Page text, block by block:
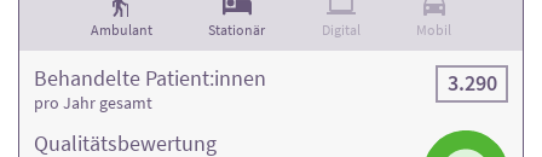
Ambulant Stationär Digital Mobil
Qualitäts­bewertung
Behandelte Patient:innen
pro Jahr gesamt
3.290